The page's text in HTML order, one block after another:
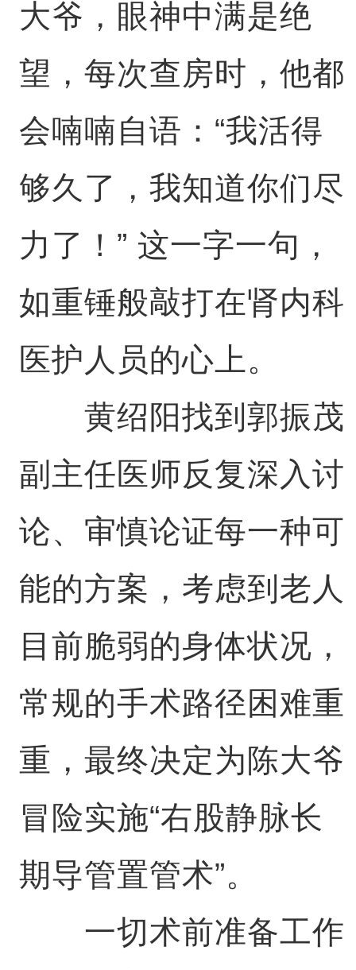
大爷，眼神中满是绝
望，每次查房时，他都
会喃喃自语：“我活得
够久了，我知道你们尽
力了！” 这一字一句，
如重锤般敲打在肾内科
医护人员的心上。
黄绍阳找到郭振茂
副主任医师反复深入讨
论、审慎论证每一种可
能的方案，考虑到老人
目前脆弱的身体状况，
常规的手术路径困难重
重，最终决定为陈大爷
冒险实施“右股静脉长
期导管置管术”。
一切术前准备工作